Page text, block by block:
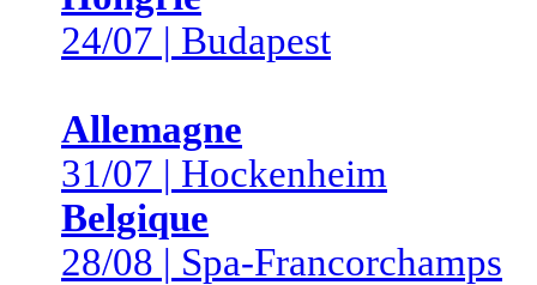
24/07 | Budapest
Allemagne
31/07 | Hockenheim
Belgique
28/08 | Spa-Francorchamps